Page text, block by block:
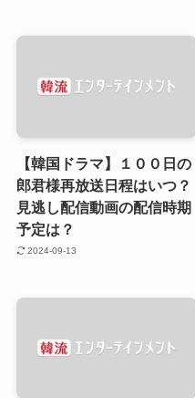
【韓国ドラマ】１００日の
郎君様再放送日程はいつ？
見逃し配信動画の配信時期
予定は？
2024-09-13